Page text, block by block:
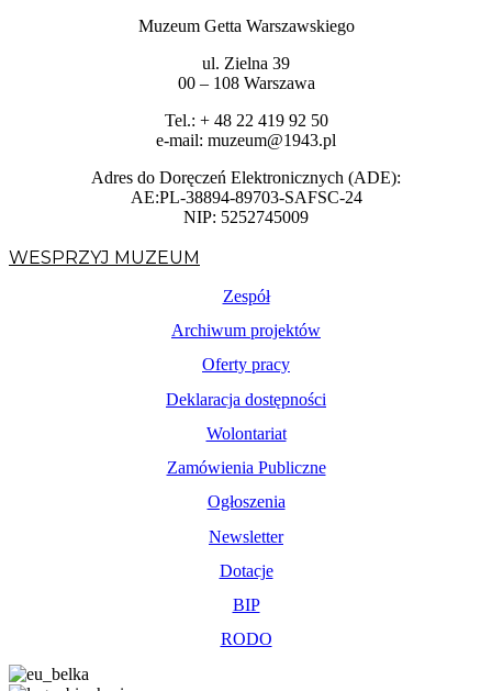
Muzeum Getta Warszawskiego
ul. Zielna 39
00 – 108 Warszawa
Tel.: + 48 22 419 92 50
e-mail: muzeum@1943.pl
Adres do Doręczeń Elektronicznych (ADE):
AE:PL-38894-89703-SAFSC-24
NIP: 5252745009
WESPRZYJ MUZEUM
Zespół
Archiwum projektów
Oferty pracy
Deklaracja dostępności
Wolontariat
Zamówienia Publiczne
Ogłoszenia
Newsletter
Dotacje
BIP
RODO